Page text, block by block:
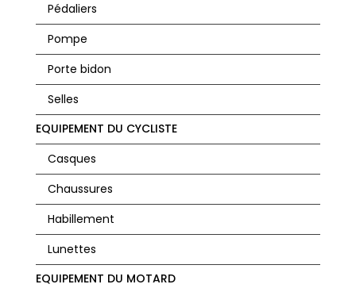
Pédaliers
Pompe
Porte bidon
Selles
EQUIPEMENT DU CYCLISTE
Casques
Chaussures
Habillement
Lunettes
EQUIPEMENT DU MOTARD